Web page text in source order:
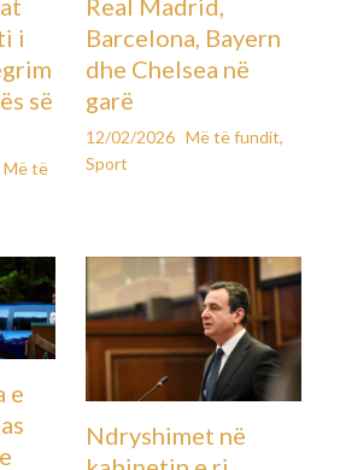
1 minut
pritet të përshkohen nga mot me
me diell. Vende-vende mund të
rritje në tërë rajonin.
nga jugperëndimi që do të
dhe largimin e acarit
në -10 gradë Celsius, kurse
ditës pritet të arrijë deri në 6 gradë